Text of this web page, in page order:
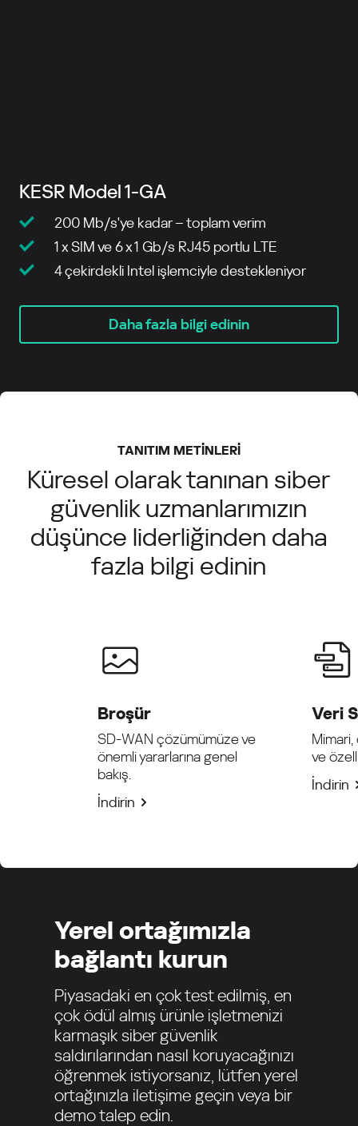
KESR Model 1-GA
200 Mb/s'ye kadar – toplam verim
1 x SIM ve 6 x 1 Gb/s RJ45 portlu LTE
4 çekirdekli Intel işlemciyle destekleniyor
Daha fazla bilgi edinin
TANITIM METİNLERİ
Küresel olarak tanınan siber
güvenlik uzmanlarımızın
düşünce liderliğinden daha
fazla bilgi edinin
Broşür
SD-WAN çözümümüze ve
önemli yararlarına genel
bakış.
İndirin
Veri
ve
İndirin
Yerel ortağımızla
bağlantı kurun
Piyasadaki en çok test edilmiş, en
çok ödül almış ürünle işletmenizi
karmaşık siber güvenlik
saldırılarından nasıl koruyacağınızı
öğrenmek istiyorsanız, lütfen yerel
ortağınızla iletişime geçin veya bir
demo talep edin.